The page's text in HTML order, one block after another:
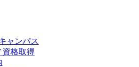
ャンパス
資格取得